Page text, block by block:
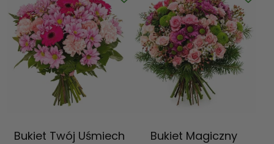
Bukiet Twój Uśmiech Bukiet Magiczny